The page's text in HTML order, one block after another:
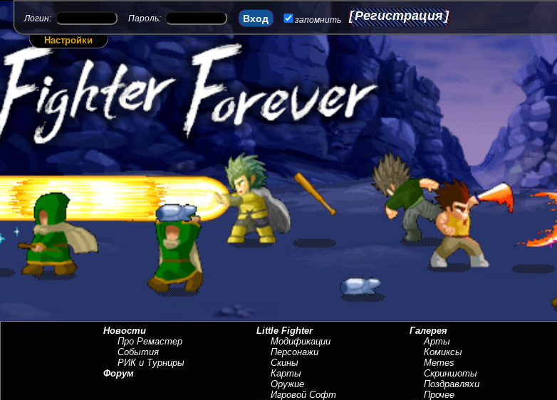
Логин: Пароль: запомнить Регистрация
Настройки
Новости
Про Ремастер
События
РИК и Турниры
Форум
Little Fighter
Модификации
Персонажи
Скины
Карты
Оружие
Игровой Софт
Галерея
Арты
Комиксы
Memes
Скриншоты
Поздравляхи
Прочее